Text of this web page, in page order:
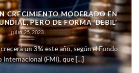
CRECIMIENTO MODERADO EN
PERO DE FORMA ‘DEBIL’
julio 25, 2023
un 3% este año, según el Fondo
(FMI), que [...]